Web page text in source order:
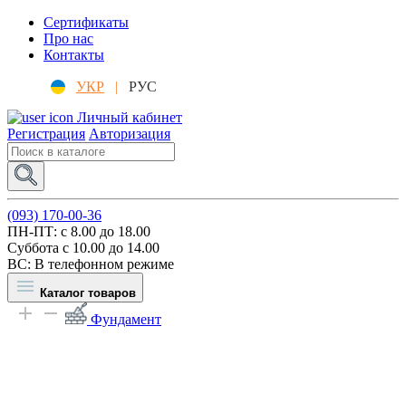
Сертификаты
Про нас
Контакты
УКР |
РУС
Личный кабинет
Регистрация Авторизация
(093) 170-00-36
ПН-ПТ: c 8.00 до 18.00
Суббота с 10.00 до 14.00
ВС: В телефонном режиме
Каталог товаров
Фундамент